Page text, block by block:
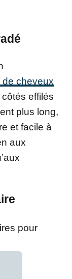
de cheveux
effilés
plus long,
et facile à
aux